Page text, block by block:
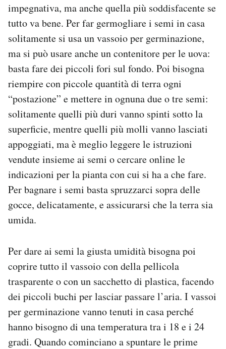
impegnativa, ma anche quella più soddisfacente se
tutto va bene. Per far germogliare i semi in casa
solitamente si usa un vassoio per germinazione,
ma si può usare anche un contenitore per le uova:
basta fare dei piccoli fori sul fondo. Poi bisogna
riempire con piccole quantità di terra ogni
“postazione” e mettere in ognuna due o tre semi:
solitamente quelli più duri vanno spinti sotto la
superficie, mentre quelli più molli vanno lasciati
appoggiati, ma è meglio leggere le istruzioni
vendute insieme ai semi o cercare online le
indicazioni per la pianta con cui si ha a che fare.
Per bagnare i semi basta spruzzarci sopra delle
gocce, delicatamente, e assicurarsi che la terra sia
umida.
Per dare ai semi la giusta umidità bisogna poi
coprire tutto il vassoio con della pellicola
trasparente o con un sacchetto di plastica, facendo
dei piccoli buchi per lasciar passare l’aria. I vassoi
per germinazione vanno tenuti in casa perché
hanno bisogno di una temperatura tra i 18 e i 24
gradi. Quando cominciano a spuntare le prime